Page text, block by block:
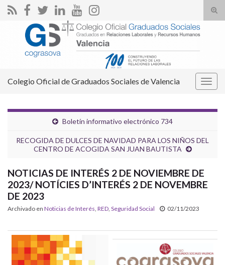
el
Search for:
Colegio Oficial de Graduados Sociales de Valencia
Boletín informativo electrónico 734
RECOGIDA DE DULCES DE NAVIDAD PARA LOS NIÑOS DEL
CENTRO DE ACOGIDA SAN JUAN BAUTISTA
NOTICIAS DE INTERÉS 2 DE NOVIEMBRE DE
2023/ NOTÍCIES D’INTERÉS 2 DE NOVEMBRE
DE 2023
Archivado en Noticias de Interés RED Seguridad Social 02/11/2023